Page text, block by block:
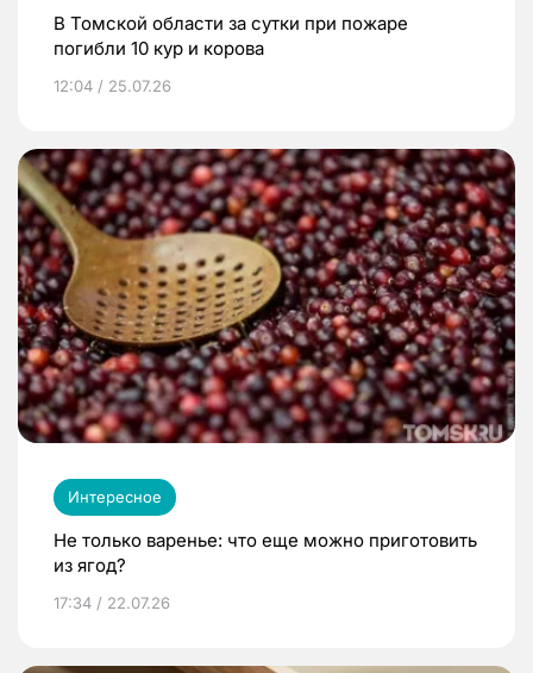
В Томской области за сутки при пожаре
погибли 10 кур и корова
12:04 / 25.07.26
Интересное
Не только варенье: что еще можно приготовить
из ягод?
17:34 / 22.07.26